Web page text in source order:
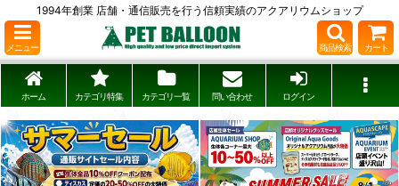
1994年創業 店舗・通信販売を行う信頼実績のアクアリウムショップ
メニュー 商品検索 カート
ホーム カテゴリ特集 カテゴリ一覧 問い合わせ ログイン